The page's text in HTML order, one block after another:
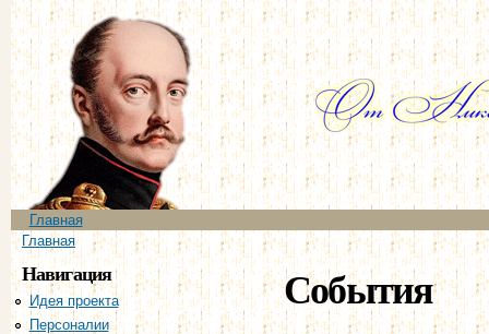
Главное меню
Главная
Вы здесь
Главная
Навигация
Идея проекта
Персоналии
События